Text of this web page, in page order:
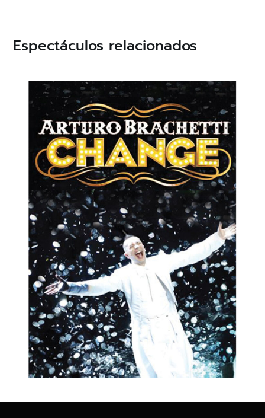
Espectáculos relacionados
Change